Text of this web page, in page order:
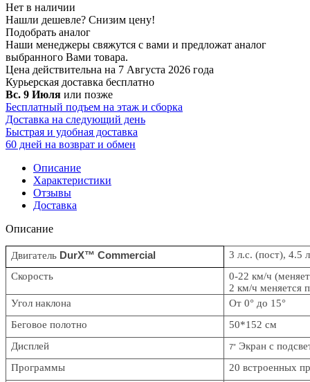
Нет в наличии
Нашли дешевле? Снизим цену!
Подобрать аналог
Наши менеджеры свяжутся с вами и предложат аналог
выбранного Вами товара.
Цена действительна на 7 Августа 2026 года
Курьерская доставка бесплатно
Вс. 9 Июля или позже
Бесплатный подъем на этаж и сборка
Доставка на следующий день
Быстрая и удобная доставка
60 дней на возврат и обмен
Описание
Характеристики
Отзывы
Доставка
Описание
Двигатель DurX™ Commercial
3 л.с. (пост), 4.5
Скорость
0-22 км/ч
2 км/ч меняется
Угол наклона
От 0° до 1 5°
Беговое полотно
50*152 см
Дисплей
7” Экран с
Программы
20 встроенных